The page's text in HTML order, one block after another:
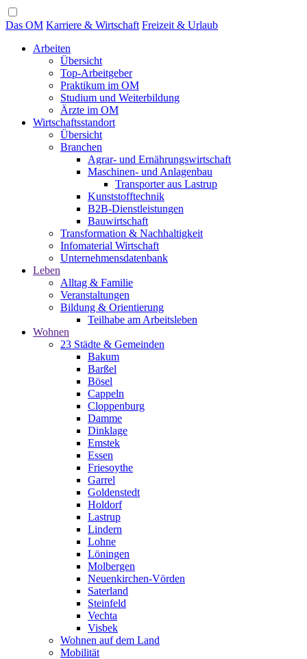
Das OM Karriere & Wirtschaft Freizeit & Urlaub
Arbeiten
Übersicht
Top-Arbeitgeber
Praktikum im OM
Studium und Weiterbildung
Ärzte im OM
Wirtschaftsstandort
Übersicht
Branchen
Agrar- und Ernährungswirtschaft
Maschinen- und Anlagenbau
Transporter aus Lastrup
Kunststofftechnik
B2B-Dienstleistungen
Bauwirtschaft
Transformation & Nachhaltigkeit
Infomaterial Wirtschaft
Unternehmensdatenbank
Leben
Alltag & Familie
Veranstaltungen
Bildung & Orientierung
Teilhabe am Arbeitsleben
Wohnen
23 Städte & Gemeinden
Bakum
Barßel
Bösel
Cappeln
Cloppenburg
Damme
Dinklage
Emstek
Essen
Friesoythe
Garrel
Goldenstedt
Holdorf
Lastrup
Lindern
Lohne
Löningen
Molbergen
Neuenkirchen-Vörden
Saterland
Steinfeld
Vechta
Visbek
Wohnen auf dem Land
Mobilität